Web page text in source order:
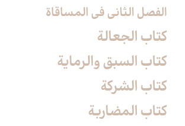
الفصل الثاني في المساقاة
كتاب الجعالة
كتاب السبق والرماية
كتاب الشركة
كتاب المضاربة